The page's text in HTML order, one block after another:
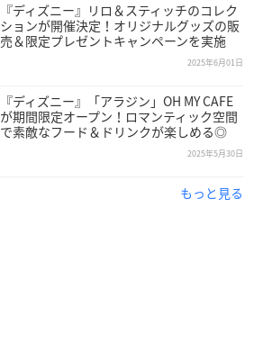
『ディズニー』リロ＆スティッチのコレク
ションが開催決定！オリジナルグッズの販
売＆限定プレゼントキャンペーンを実施
2025年6月01日
『ディズニー』「アラジン」OH MY CAFE
が期間限定オープン！ロマンティック空間
で素敵なフード＆ドリンクが楽しめる◎
2025年5月30日
もっと見る